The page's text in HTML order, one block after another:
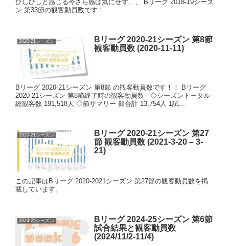
ひしひしと感じる今さら感は気にせず、、 Bリーグ 2018-19シーズ
ン 第33節の観客動員数です！
2020-21シーズン
Bリーグ 2020-21シーズン 第8節
観客動員数 (2020-11-11)
Bリーグ 2020-21シーズン 第8節 の観客動員数です！！ Bリーグ
2020-21シーズン 第8節終了時の観客動員数 ◇シーズントータル
総観客数 191,518人 ◇節サマリー 節合計 13,754人 1試...
2020-21シーズン
Bリーグ 2020-21シーズン 第27
節 観客動員数 (2021-3-20 – 3-
21)
この記事はBリーグ 2020-2021シーズン 第27節の観客動員数を掲
載しています。
2024-25シーズン
Bリーグ 2024-25シーズン 第6節
試合結果と観客動員数
(2024/11/2-11/4)